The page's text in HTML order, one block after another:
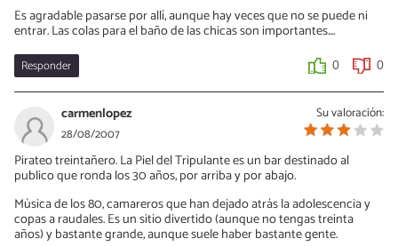
Es agradable pasarse por allí, aunque hay veces que no se puede ni
entrar. Las colas para el baño de las chicas son importantes....
Responder 0 0
Su valoración:
carmenlopez
28/08/2007
Pirateo treintañero. La Piel del Tripulante es un bar destinado al
publico que ronda los 30 años, por arriba y por abajo.
Música de los 80, camareros que han dejado atrás la adolescencia y
copas a raudales. Es un sitio divertido (aunque no tengas treinta
años) y bastante grande, aunque suele haber bastante gente.